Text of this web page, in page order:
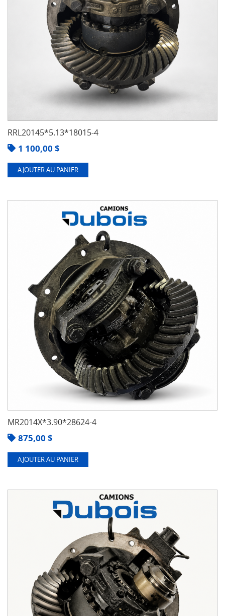
RRL20145*5.13*18015-4
1 100,00 $
AJOUTER AU PANIER
MR2014X*3.90*28624-4
875,00 $
AJOUTER AU PANIER